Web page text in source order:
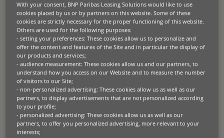
Insieme, riflettono il modo in cui supportiamo le nostre persone nel
contribuire a rendere il futuro più sostenibile, costruendo al
contempo dei percorsi di carriera significativi e premianti.
Dar forma a un futuro
migliore
“Shape”abilita le nostre persone a contribuire attivamente alla
trasformazione del nostro business e del modello operativo. In questo
senso, incoraggiamo lo spirito di iniziativa, la collaborazione e
l’innovazione, così che ciascuno possa avere un impatto tangibile
sulle nostre attività, sui Clienti e sulle comunità che sosteniamo.
With your consent, BNP Paribas Leasing Solutions would like to use
cookies placed by us or by partners on this website. Some of these
cookies are strictly necessary for the proper functioning of this website.
Others are used for the following purposes:
- setting your preferences: These cookies allow us to personalize and
offer the content and features of the Site and in particular the display of
our products and services;
- audience measurement: These cookies allow us and our partners, to
understand how you access on our Website and to measure the number
of visitors to our Site;
- non-personalized advertising: These cookies allow us as well as our
partners, to display advertisements that are not personalized according
to your profile;
- personalized advertising: These cookies allow us as well as our
partners, to offer you personalized advertising, more relevant to your
interests;